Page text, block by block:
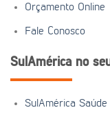
Orçamento Online
Fale Conosco
SulAmérica no
SulAmérica Saúde